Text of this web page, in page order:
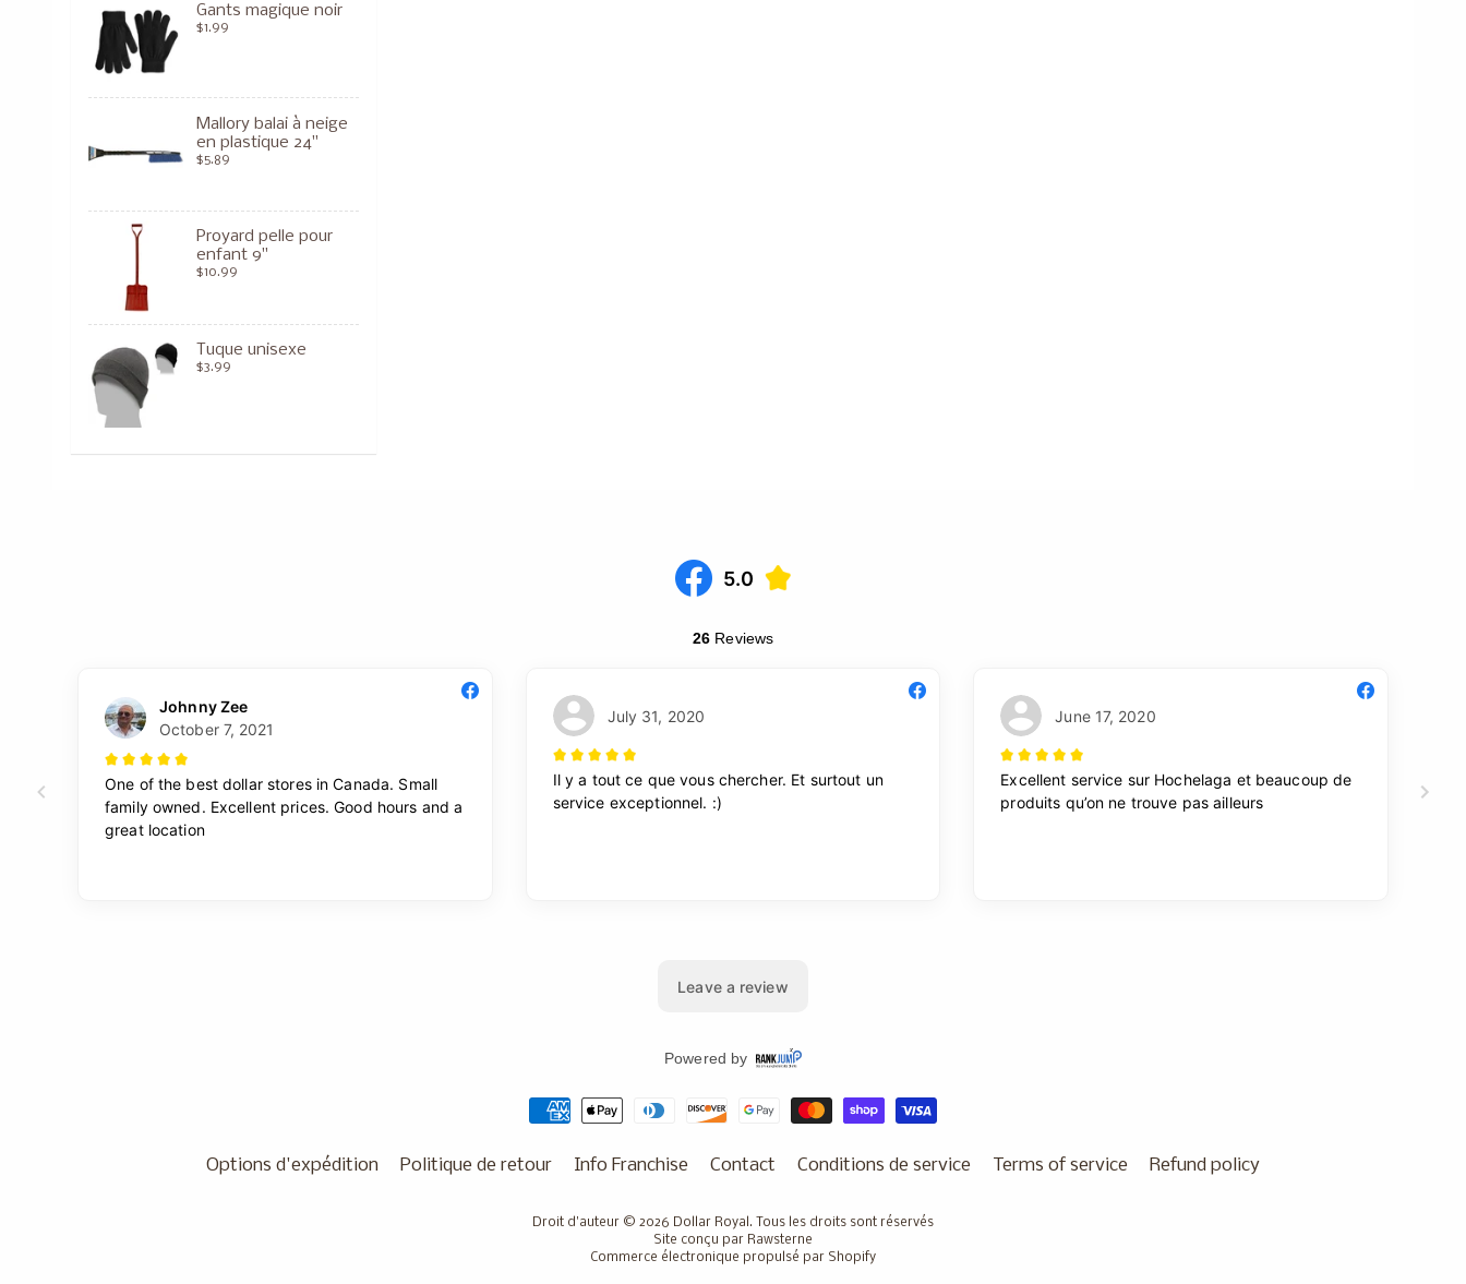
Gants magique noir
$1.99
Mallory balai à neige
en plastique 24"
$5.89
Proyard pelle pour
enfant 9"
$10.99
Tuque unisexe
$3.99
Options d'expédition Politique de retour Info Franchise Contact Conditions de service Terms of service Refund policy
Droit d'auteur © 2026 Dollar Royal . Tous les droits sont réservés
Site conçu par Rawsterne
Commerce électronique propulsé par Shopify